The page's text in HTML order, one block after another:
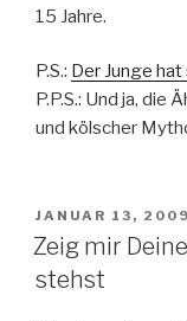
15 Jahre.
P.S.: Der Junge
P.P.S.: Und ja, die
und kölscher
AM
JANUAR 13, 2009
Zeig mir
stehst